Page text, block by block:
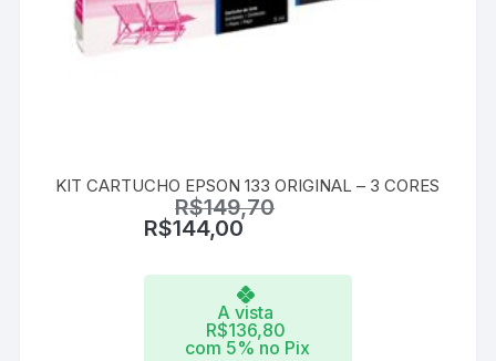
KIT CARTUCHO EPSON 133 ORIGINAL – 3 CORES
R$149,70
R$144,00
A vista
R$136,80
com 5% no Pix